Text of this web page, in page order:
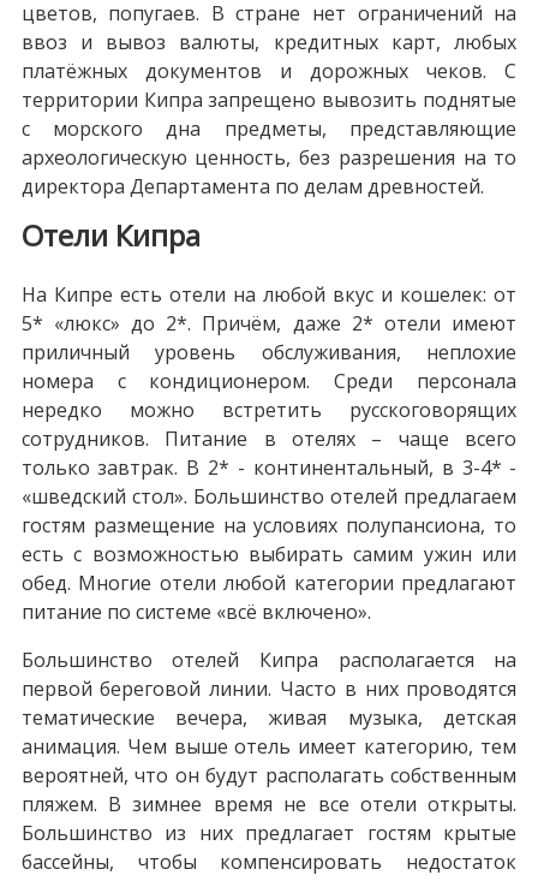
цветов, попугаев. В стране нет ограничений на
ввоз и вывоз валюты, кредитных карт, любых
платёжных документов и дорожных чеков. С
территории Кипра запрещено вывозить поднятые
с морского дна предметы, представляющие
археологическую ценность, без разрешения на то
директора Департамента по делам древностей.
Отели Кипра
На Кипре есть отели на любой вкус и кошелек: от
5* «люкс» до 2*. Причём, даже 2* отели имеют
приличный уровень обслуживания, неплохие
номера с кондиционером. Среди персонала
нередко можно встретить русскоговорящих
сотрудников. Питание в отелях – чаще всего
только завтрак. В 2* - континентальный, в 3-4* -
«шведский стол». Большинство отелей предлагаем
гостям размещение на условиях полупансиона, то
есть с возможностью выбирать самим ужин или
обед. Многие отели любой категории предлагают
питание по системе «всё включено».
Большинство отелей Кипра располагается на
первой береговой линии. Часто в них проводятся
тематические вечера, живая музыка, детская
анимация. Чем выше отель имеет категорию, тем
вероятней, что он будут располагать собственным
пляжем. В зимнее время не все отели открыты.
Большинство из них предлагает гостям крытые
бассейны, чтобы компенсировать недостаток